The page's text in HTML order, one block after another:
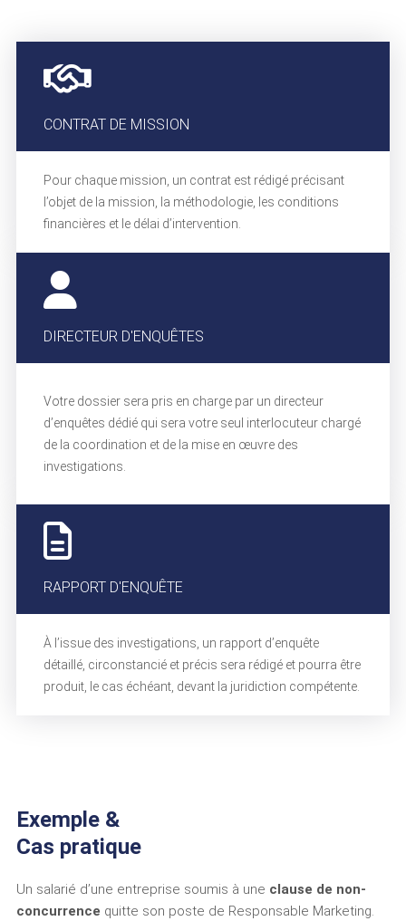
CONTRAT DE MISSION
Pour chaque mission, un contrat est rédigé précisant
l’objet de la mission, la méthodologie, les conditions
financières et le délai d’intervention.
DIRECTEUR D'ENQUÊTES
Votre dossier sera pris en charge par un directeur
d’enquêtes dédié qui sera votre seul interlocuteur chargé
de la coordination et de la mise en œuvre des
investigations.
RAPPORT D'ENQUÊTE
À l’issue des investigations, un rapport d’enquête
détaillé, circonstancié et précis sera rédigé et pourra être
produit, le cas échéant, devant la juridiction compétente.
Exemple &
Cas pratique
Un salarié d’une entreprise soumis à une clause de non-
concurrence quitte son poste de Responsable Marketing.